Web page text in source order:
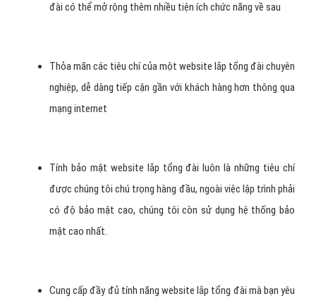
đài có thể mở rộng thêm nhiều tiện ích chức năng về sau
Thỏa mãn các tiêu chí của một website lắp tổng đài chuyên
nghiệp, dễ dàng tiếp cận gần với khách hàng hơn thông qua
mạng internet
Tính bảo mật website lắp tổng đài luôn là những tiêu chí
được chúng tôi chú trọng hàng đầu, ngoài việc lập trình phải
có độ bảo mật cao, chúng tôi còn sử dụng hệ thống bảo
mật cao nhất.
Cung cấp đầy đủ tính năng website lắp tổng đài mà bạn yêu